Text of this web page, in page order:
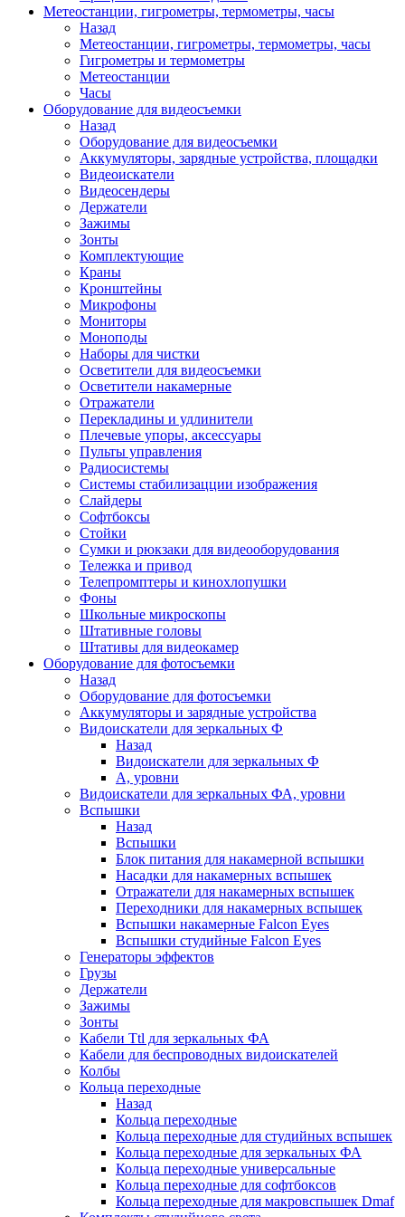
Метеостанции, гигрометры, термометры, часы
Назад
Метеостанции, гигрометры, термометры, часы
Гигрометры и термометры
Метеостанции
Часы
Оборудование для видеосъемки
Назад
Оборудование для видеосъемки
Аккумуляторы, зарядные устройства, площадки
Видеоискатели
Видеосендеры
Держатели
Зажимы
Зонты
Комплектующие
Краны
Кронштейны
Микрофоны
Мониторы
Моноподы
Наборы для чистки
Осветители для видеосъемки
Осветители накамерные
Отражатели
Перекладины и удлинители
Плечевые упоры, аксессуары
Пульты управления
Радиосистемы
Системы стабилизацции изображения
Слайдеры
Софтбоксы
Стойки
Сумки и рюкзаки для видеооборудования
Тележка и привод
Телепромптеры и кинохлопушки
Фоны
Школьные микроскопы
Штативные головы
Штативы для видеокамер
Оборудование для фотосъемки
Назад
Оборудование для фотосъемки
Аккумуляторы и зарядные устройства
Видоискатели для зеркальных Ф
Назад
Видоискатели для зеркальных Ф
А, уровни
Видоискатели для зеркальных ФА, уровни
Вспышки
Назад
Вспышки
Блок питания для накамерной вспышки
Насадки для накамерных вспышек
Отражатели для накамерных вспышек
Переходники для накамерных вспышек
Вспышки накамерные Falcon Eyes
Вспышки студийные Falcon Eyes
Генераторы эффектов
Грузы
Держатели
Зажимы
Зонты
Кабели Ttl для зеркальных ФА
Кабели для беспроводных видоискателей
Колбы
Кольца переходные
Назад
Кольца переходные
Кольца переходные для студийных вспышек
Кольца переходные для зеркальных ФА
Кольца переходные универсальные
Кольца переходные для софтбоксов
Кольца переходные для макровспышек Dmaf